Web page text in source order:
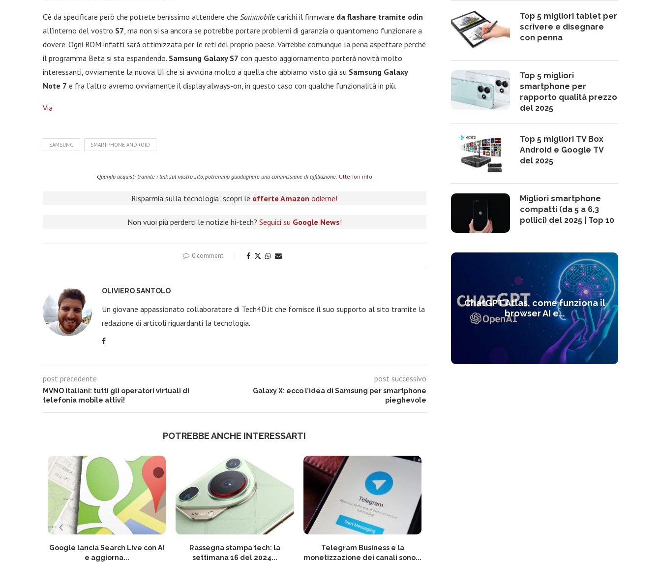
C’è da specificare però che potrete benissimo attendere che Sammobilecarichi il firmware da flashare tramite odin
all’interno del vostro S7, ma non si sa ancora se potrebbe portare problemi di garanzia o quantomeno funzionare a
dovere. Ogni ROM infatti sarà ottimizzata per le reti del proprio paese. Varrebbe comunque la pena aspettare perchè
il programma Beta si sta espandendo. Samsung Galaxy S7 con questo aggiornamento porterà novità molto
interessanti, ovviamente la nuova UI che si avvicina molto a quella che abbiamo visto già su Samsung Galaxy
Note 7 e fra l’altro avremo ovviamente il display always-on, in questo caso con qualche funzionalità in più.
Via
SAMSUNG SMARTPHONE ANDROID
Quando acquisti tramite i link sul nostro sito, potremmo guadagnare una commissione di affiliazione. Ulteriori info
Risparmia sulla tecnologia: scopri le offerte Amazon odierne!
Non vuoi più perderti le notizie hi-tech? Seguici su Google News!
0 commenti
OLIVIERO SANTOLO
Un giovane appassionato collaboratore di Tech4D.it che fornisce il suo supporto al sito tramite la
redazione di articoli riguardanti la tecnologia.
post precedente
MVNO italiani: tutti gli operatori virtuali di
telefonia mobile attivi!
post successivo
Galaxy X: ecco l’idea di Samsung per smartphone
pieghevole
POTREBBE ANCHE INTERESSARTI
Google lancia Search Live con AI
e aggiorna...
Rassegna stampa tech: la
settimana 16 del 2024...
Telegram Business e la
monetizzazione dei canali sono...
Top 5 migliori tablet per
scrivere e disegnare
con penna
Top 5 migliori
smartphone per
rapporto qualità prezzo
del 2025
Top 5 migliori TV Box
Android e Google TV
del 2025
Migliori smartphone
compatti (da 5 a 6,3
pollici) del 2025 | Top 10
ChatGPT Atlas, come funziona il
browser AI e...